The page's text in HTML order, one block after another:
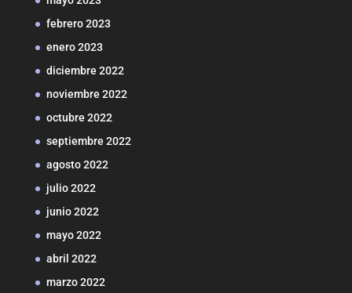
febrero 2023
enero 2023
diciembre 2022
noviembre 2022
octubre 2022
septiembre 2022
agosto 2022
julio 2022
junio 2022
mayo 2022
abril 2022
marzo 2022